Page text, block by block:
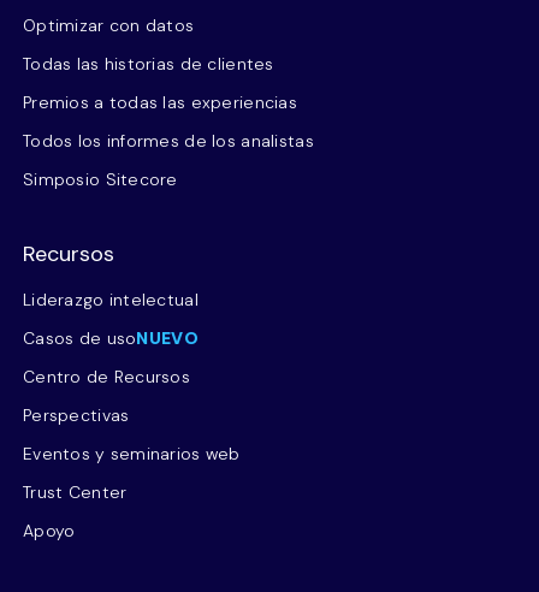
Optimizar con datos
Todas las historias de clientes
Premios a todas las experiencias
Todos los informes de los analistas
Simposio Sitecore
Recursos
Liderazgo intelectual
Casos de usoNUEVO
Centro de Recursos
Perspectivas
Eventos y seminarios web
Trust Center
Apoyo